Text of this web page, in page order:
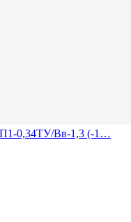
0,34ТУ/Вв-1,3 (-1…